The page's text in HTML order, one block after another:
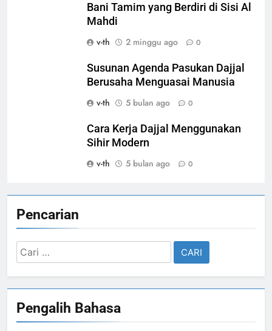
Bani Tamim yang Berdiri di Sisi Al
Mahdi
v-th
2 minggu ago 0
Susunan Agenda Pasukan Dajjal
Berusaha Menguasai Manusia
v-th
5 bulan ago 0
Cara Kerja Dajjal Menggunakan
Sihir Modern
v-th
5 bulan ago 0
Pencarian
Cari
untuk:
Pengalih Bahasa